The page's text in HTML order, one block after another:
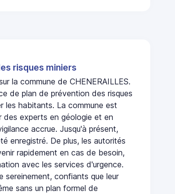
risques miniers
la commune de CHENERAILLES.
de plan de prévention des risques
les habitants. La commune est
des experts en géologie et en
accrue. Jusqu'à présent,
enregistré. De plus, les autorités
rapidement en cas de besoin,
avec les services d'urgence.
sereinement, confiants que leur
sans un plan formel de